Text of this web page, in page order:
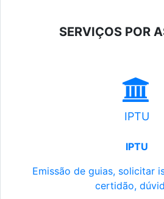
SERVIÇOS POR
IPTU
IPTU
Emissão de guias, solicitar
certidão,